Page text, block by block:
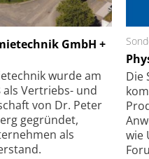
GmbH +
wurde am
als Vertriebs- und
von Dr. Peter
gegründet,
als
Die
wie
+ Kirchhoff GmbH